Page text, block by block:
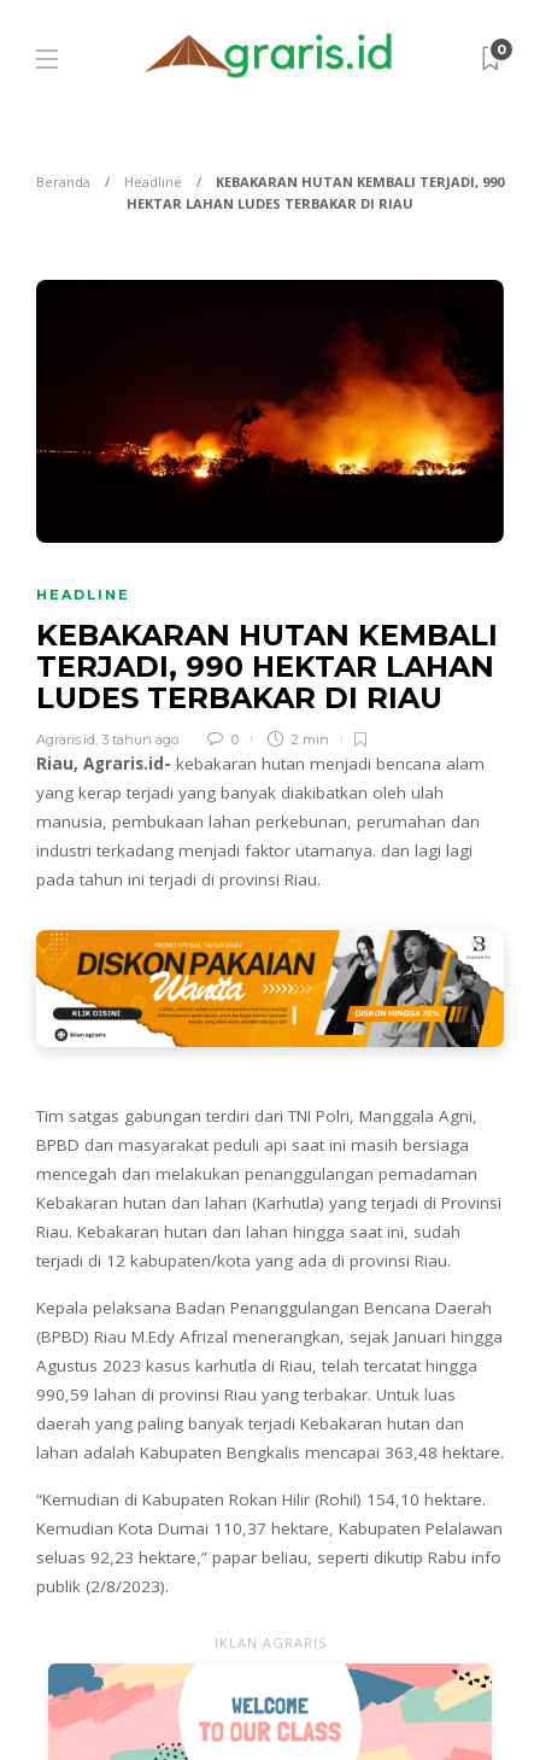
0
Beranda Headline
KEBAKARAN HUTAN KEMBALI TERJADI, 990
HEKTAR LAHAN LUDES TERBAKAR DI RIAU
HEADLINE
KEBAKARAN HUTAN KEMBALI
TERJADI, 990 HEKTAR LAHAN
LUDES TERBAKAR DI RIAU
Agraris.id, 3 tahun ago 0 2 min
Riau, Agraris.id- kebakaran hutan menjadi bencana alam
yang kerap terjadi yang banyak diakibatkan oleh ulah
manusia, pembukaan lahan perkebunan, perumahan dan
industri terkadang menjadi faktor utamanya. dan lagi lagi
pada tahun ini terjadi di provinsi Riau.
Tim satgas gabungan terdiri dari TNI Polri, Manggala Agni,
BPBD dan masyarakat peduli api saat ini masih bersiaga
mencegah dan melakukan penanggulangan pemadaman
Kebakaran hutan dan lahan (Karhutla) yang terjadi di Provinsi
Riau. Kebakaran hutan dan lahan hingga saat ini, sudah
terjadi di 12 kabupaten/kota yang ada di provinsi Riau.
Kepala pelaksana Badan Penanggulangan Bencana Daerah
(BPBD) Riau M.Edy Afrizal menerangkan, sejak Januari hingga
Agustus 2023 kasus karhutla di Riau, telah tercatat hingga
990,59 lahan di provinsi Riau yang terbakar. Untuk luas
daerah yang paling banyak terjadi Kebakaran hutan dan
lahan adalah Kabupaten Bengkalis mencapai 363,48 hektare.
“Kemudian di Kabupaten Rokan Hilir (Rohil) 154,10 hektare.
Kemudian Kota Dumai 110,37 hektare, Kabupaten Pelalawan
seluas 92,23 hektare,” papar beliau, seperti dikutip Rabu info
publik (2/8/2023).
IKLAN AGRARIS